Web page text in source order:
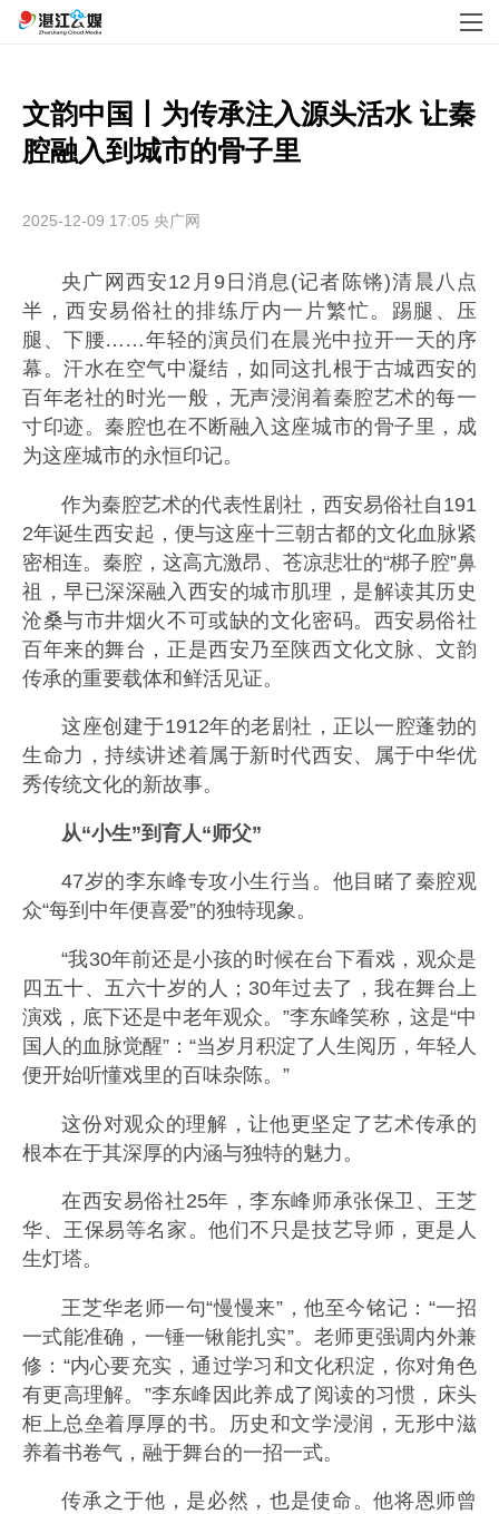
文韵中国丨为传承注入源头活水 让秦
腔融入到城市的骨子里
2025-12-09 17:05 央广网
央广网西安12月9日消息(记者陈锵)清晨八点
半，西安易俗社的排练厅内一片繁忙。踢腿、压
腿、下腰……年轻的演员们在晨光中拉开一天的序
幕。汗水在空气中凝结，如同这扎根于古城西安的
百年老社的时光一般，无声浸润着秦腔艺术的每一
寸印迹。秦腔也在不断融入这座城市的骨子里，成
为这座城市的永恒印记。
作为秦腔艺术的代表性剧社，西安易俗社自191
2年诞生西安起，便与这座十三朝古都的文化血脉紧
密相连。秦腔，这高亢激昂、苍凉悲壮的“梆子腔”鼻
祖，早已深深融入西安的城市肌理，是解读其历史
沧桑与市井烟火不可或缺的文化密码。西安易俗社
百年来的舞台，正是西安乃至陕西文化文脉、文韵
传承的重要载体和鲜活见证。
这座创建于1912年的老剧社，正以一腔蓬勃的
生命力，持续讲述着属于新时代西安、属于中华优
秀传统文化的新故事。
从“小生”到育人“师父”
47岁的李东峰专攻小生行当。他目睹了秦腔观
众“每到中年便喜爱”的独特现象。
“我30年前还是小孩的时候在台下看戏，观众是
四五十、五六十岁的人；30年过去了，我在舞台上
演戏，底下还是中老年观众。”李东峰笑称，这是“中
国人的血脉觉醒”：“当岁月积淀了人生阅历，年轻人
便开始听懂戏里的百味杂陈。”
这份对观众的理解，让他更坚定了艺术传承的
根本在于其深厚的内涵与独特的魅力。
在西安易俗社25年，李东峰师承张保卫、王芝
华、王保易等名家。他们不只是技艺导师，更是人
生灯塔。
王芝华老师一句“慢慢来”，他至今铭记：“一招
一式能准确，一锤一锹能扎实”。老师更强调内外兼
修：“内心要充实，通过学习和文化积淀，你对角色
有更高理解。”李东峰因此养成了阅读的习惯，床头
柜上总垒着厚厚的书。历史和文学浸润，无形中滋
养着书卷气，融于舞台的一招一式。
传承之于他，是必然，也是使命。他将恩师曾